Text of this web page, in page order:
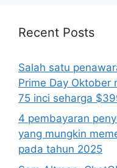
Recent Posts
Salah satu
Prime Day Oktober
75 inci seharga
4 pembayaran
yang mungkin
pada tahun 2025